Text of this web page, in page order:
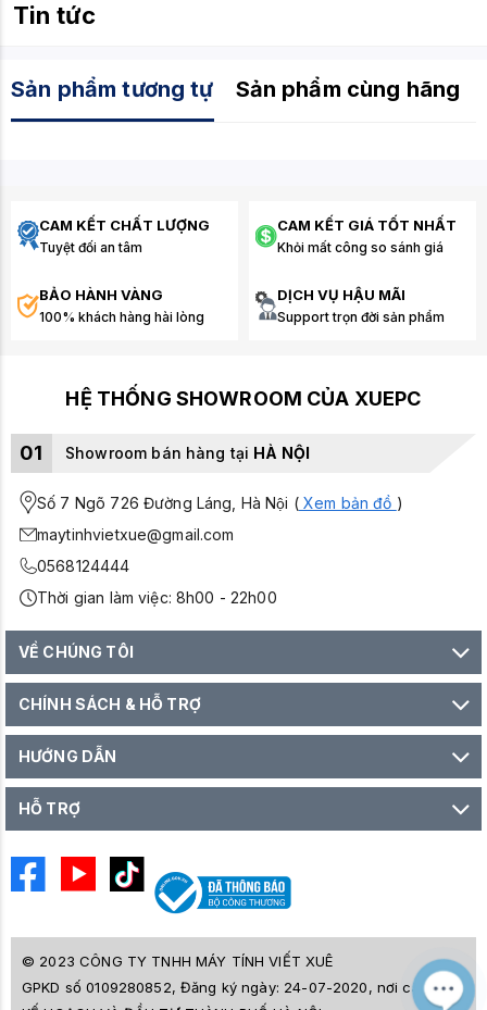
Tin tức
Sản phẩm tương tự Sản phẩm cùng hãng
CAM KẾT CHẤT LƯỢNG
Tuyệt đối an tâm
CAM KẾT GIÁ TỐT NHẤT
Khỏi mất công so sánh giá
BẢO HÀNH VÀNG
100% khách hàng hài lòng
DỊCH VỤ HẬU MÃI
Support trọn đời sản phẩm
HỆ THỐNG SHOWROOM CỦA XUEPC
01 Showroom bán hàng tại HÀ NỘI
Số 7 Ngõ 726 Đường Láng, Hà Nội (Xem bản đồ )
maytinhvietxue@gmail.com
0568124444
Thời gian làm việc: 8h00 - 22h00
VỀ CHÚNG TÔI
CHÍNH SÁCH & HỖ TRỢ
HƯỚNG DẪN
HỖ TRỢ
© 2023 CÔNG TY TNHH MÁY TÍNH VIẾT XUÊ
GPKD số 0109280852, Đăng ký ngày: 24-07-2020, nơi cấp SỞ